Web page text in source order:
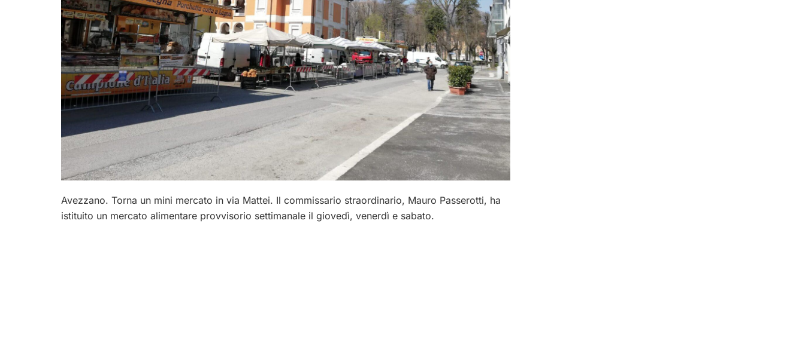
Avezzano. Torna un mini mercato in via Mattei. Il commissario straordinario, Mauro Passerotti, ha
istituito un mercato alimentare provvisorio settimanale il giovedì, venerdì e sabato.